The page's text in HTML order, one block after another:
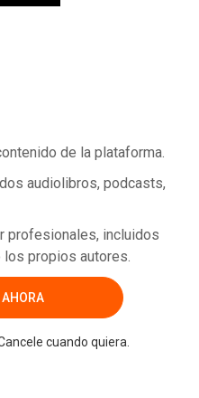
de la plataforma.
audiolibros, podcasts,
profesionales, incluidos
propios autores.
AHORA
cuando quiera.